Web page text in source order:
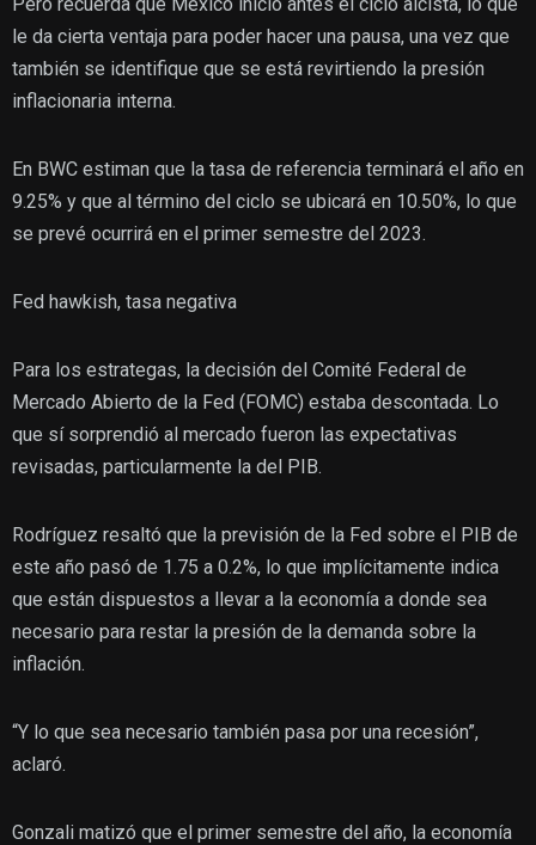
le da cierta ventaja para poder hacer una pausa, una vez que
también se identifique que se está revirtiendo la presión
inflacionaria interna.
En BWC estiman que la tasa de referencia terminará el año en
9.25% y que al término del ciclo se ubicará en 10.50%, lo que
se prevé ocurrirá en el primer semestre del 2023.
Fed hawkish, tasa negativa
Para los estrategas, la decisión del Comité Federal de
Mercado Abierto de la Fed (FOMC) estaba descontada. Lo
que sí sorprendió al mercado fueron las expectativas
revisadas, particularmente la del PIB.
Rodríguez resaltó que la previsión de la Fed sobre el PIB de
este año pasó de 1.75 a 0.2%, lo que implícitamente indica
que están dispuestos a llevar a la economía a donde sea
necesario para restar la presión de la demanda sobre la
inflación.
“Y lo que sea necesario también pasa por una recesión”,
aclaró.
Gonzali matizó que el primer semestre del año, la economía